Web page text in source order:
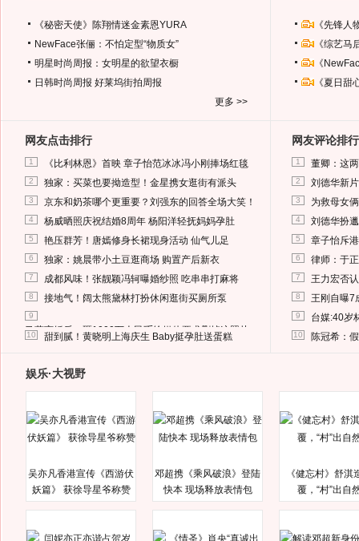
《秘密天使》陈翔情迷金素恩YURA
NewFace张俪：不怕定型“物质女”
明星时尚周报：女明星的欲望衣橱
日韩时尚周报 好莱坞街拍周报
更多 >>
《先锋
《综艺
《
《夏日
网友点击排行
1 《比利林恩》首映 章子怡范冰冰冯小刚捧场红毯
2 独家：买菜也要拗造型！金星携女逛街有派头
3 京东和奶茶哪个更重要？刘强东的回答全场大笑！
4 杨威晒照庆祝结婚8周年 杨阳洋轻抚妈妈孕肚
5 艳压群芳！唐嫣修身长裙现身活动 仙气儿足
6 独家：姚晨带小土豆逛商场 购置产后新衣
7 成都风味！张靓颖冯轲曝婚纱照 吃串串打麻将
8 接地气！阔太熊黛林打扮休闲逛街买厕所泵
9
马蓉离婚后，砸1000万人民币给媒体要求删掉这照片
10 甜到腻！黄晓明上海庆生 Baby挺孕肚送蛋糕
网友评论排行
1 董卿：这
2 刘德华新
3 为救母女
4 刘德华扮
5 章子怡斥
6 律师：于
7 王力宏否
8 王刚自曝7
9 台媒:40岁
10 陈冠希：
娱乐·大视野
吴亦凡香港宣传《西游伏
妖篇》 获徐导星爷称赞
邓超携《乘风破浪》登陆
快本 现场释放表情包
《健忘村》舒淇
覆，“村”出自